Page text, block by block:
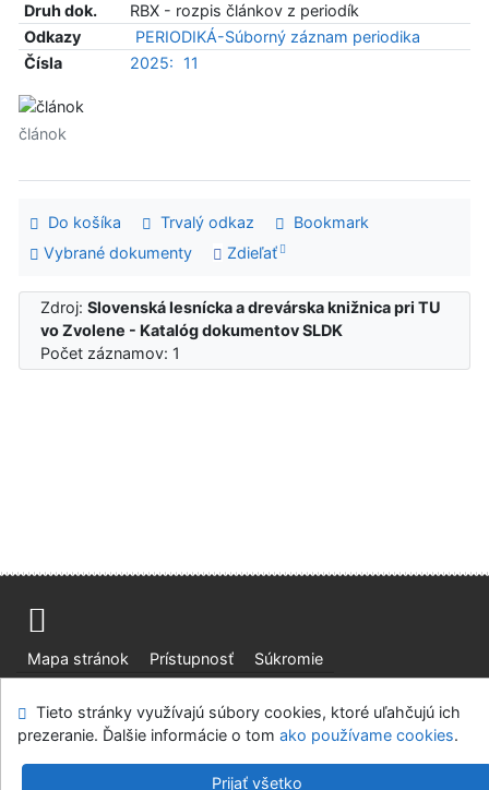
Druh dok.
RBX - rozpis článkov z periodík
Odkazy
PERIODIKÁ-Súborný záznam periodika
Čísla
2025: 11
článok
Do košíka Trvalý odkaz
Bookmark
Vybrané dokumenty
Zdieľať
Zdroj:Slovenská lesnícka a drevárska knižnica pri TU
vo Zvolene - Katalóg dokumentov SLDK
Počet záznamov: 1
Mapa stránok Prístupnosť
Súkromie
Slovenská lesnícka a drevárska knižnica pri Technickej
univerzite vo Zvolene
Tieto stránky využívajú súbory cookies, ktoré uľahčujú ich
prezeranie. Ďalšie informácie o tom ako používame cookies.
Prijať všetko